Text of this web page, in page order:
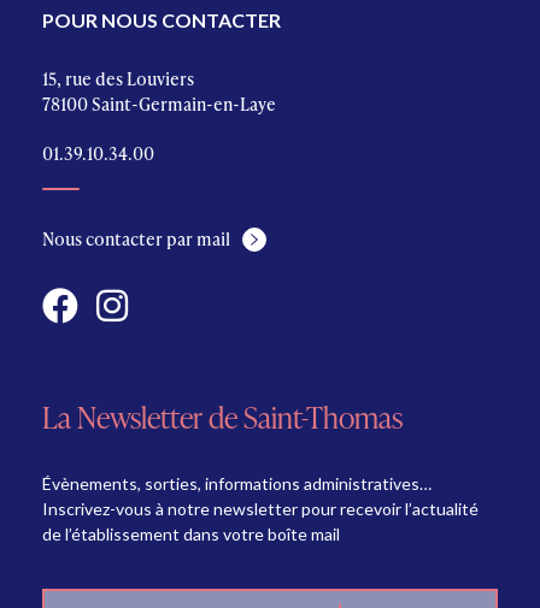
POUR NOUS CONTACTER
15, rue des Louviers
78100 Saint-Germain-en-Laye
01.39.10.34.00
Nous contacter par mail
La Newsletter de Saint-Thomas
Évènements, sorties, informations administratives…
Inscrivez-vous à notre newsletter pour recevoir l’actualité
de l’établissement dans votre boîte mail